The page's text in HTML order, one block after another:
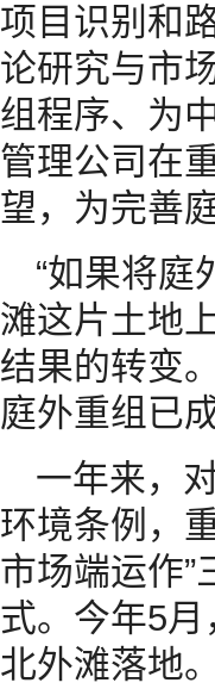
项目识别和
论研究与市
组程序、为
管理公司在
望，为完善
“如果将庭
滩这片土地
结果的转变
庭外重组已
一年来，
环境条例，
市场端运作
式。今年5
北外滩落地